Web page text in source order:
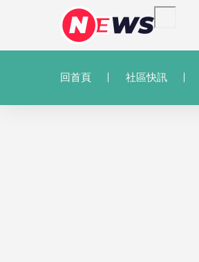
回首頁 社區快訊